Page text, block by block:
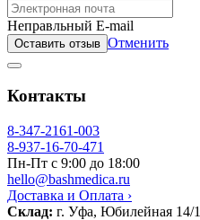
Неправльный E-mail
Оставить отзыв Отменить
Контакты
8-347-2161-003
8-937-16-70-471
Пн-Пт с 9:00 до 18:00
hello@bashmedica.ru
Доставка и Оплата ›
Склад: г. Уфа, Юбилейная 14/1